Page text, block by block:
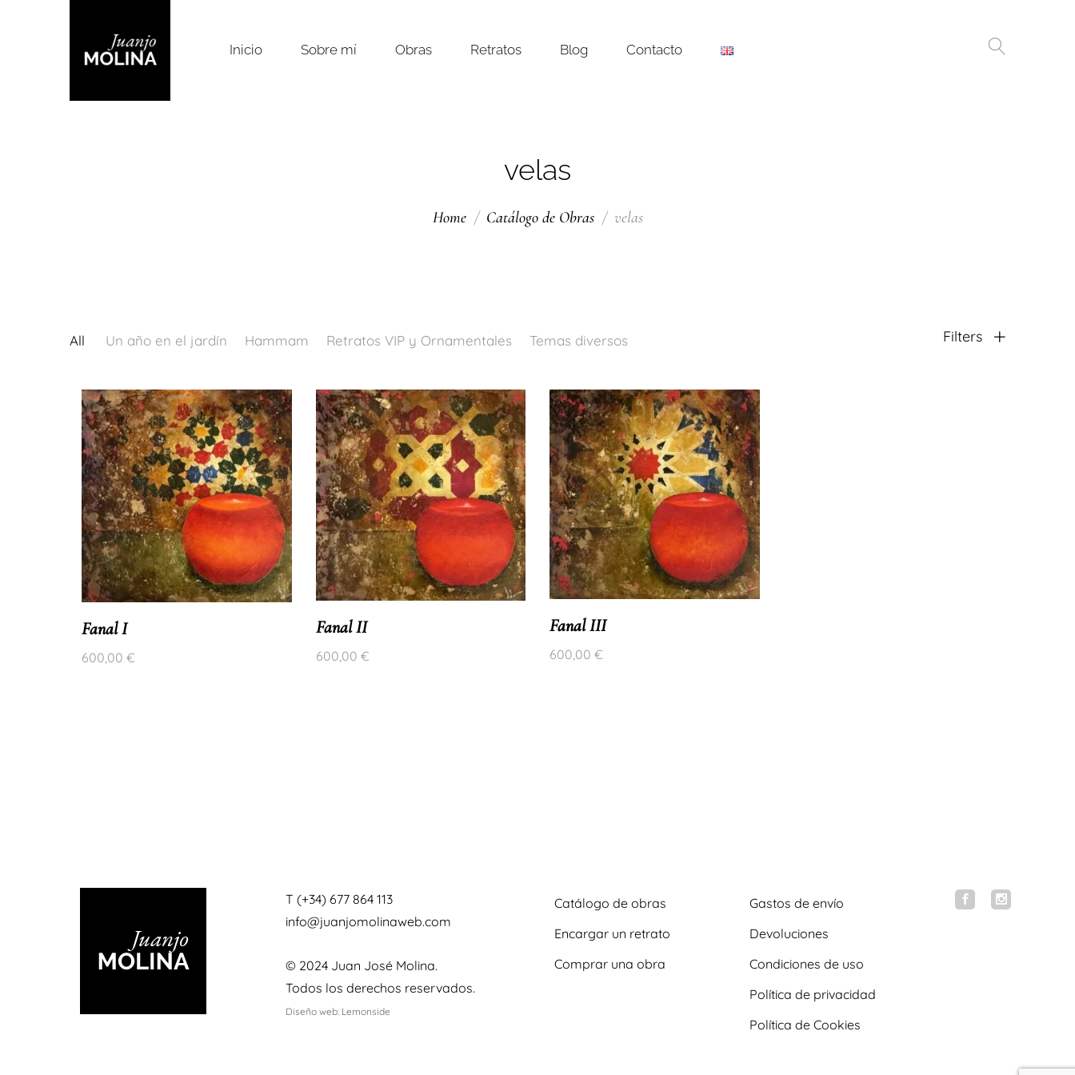
Inicio Sobre mí Obras Retratos Blog Contacto
velas
Home Catálogo de Obras velas
All Un año en el jardín Hammam Retratos VIP y Ornamentales Temas diversos Filters
Fanal I
600,00 €
Fanal II
600,00 €
Fanal III
600,00 €
T (+34) 677 864 113
info@juanjomolinaweb.com
© 2024 Juan José Molina.
Todos los derechos reservados.
Diseño web: Lemonside
Catálogo de obras
Encargar un retrato
Comprar una obra
Gastos de envío
Devoluciones
Condiciones de uso
Política de privacidad
Política de Cookies